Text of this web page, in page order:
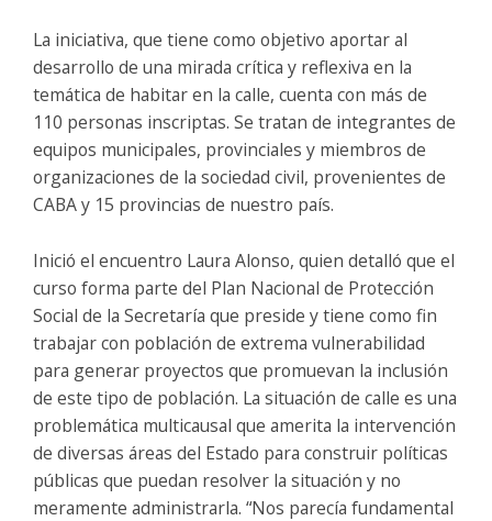
La iniciativa, que tiene como objetivo aportar al
desarrollo de una mirada crítica y reflexiva en la
temática de habitar en la calle, cuenta con más de
110 personas inscriptas. Se tratan de integrantes de
equipos municipales, provinciales y miembros de
organizaciones de la sociedad civil, provenientes de
CABA y 15 provincias de nuestro país.
Inició el encuentro Laura Alonso, quien detalló que el
curso forma parte del Plan Nacional de Protección
Social de la Secretaría que preside y tiene como fin
trabajar con población de extrema vulnerabilidad
para generar proyectos que promuevan la inclusión
de este tipo de población. La situación de calle es una
problemática multicausal que amerita la intervención
de diversas áreas del Estado para construir políticas
públicas que puedan resolver la situación y no
meramente administrarla. “Nos parecía fundamental